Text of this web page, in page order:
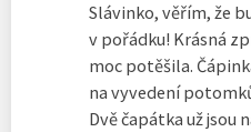
Slávinko, věřím, že
v pořádku! Krásná
moc potěšila.
na vyvedení
Dvě čapátka už jsou